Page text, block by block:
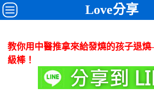
Love分享
教你用中醫推拿來給發燒的孩子退
級棒！